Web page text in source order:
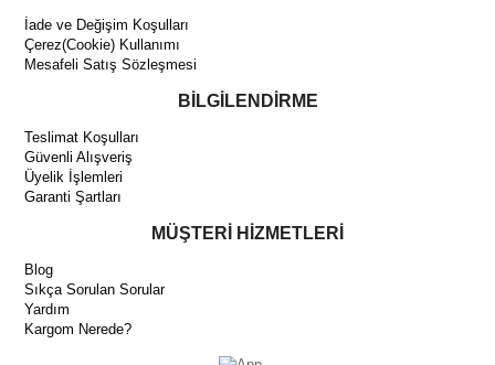
İade ve Değişim Koşulları
Çerez(Cookie) Kullanımı
Mesafeli Satış Sözleşmesi
BİLGİLENDİRME
Teslimat Koşulları
Güvenli Alışveriş
Üyelik İşlemleri
Garanti Şartları
MÜŞTERİ HİZMETLERİ
Blog
Sıkça Sorulan Sorular
Yardım
Kargom Nerede?